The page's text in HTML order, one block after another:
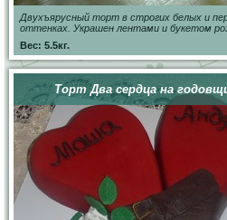
Двухъярусный торт в строгих белых и
оттенках. Украшен лентами и букетом
Вес: 5.5кг.
Торт Два сердца на